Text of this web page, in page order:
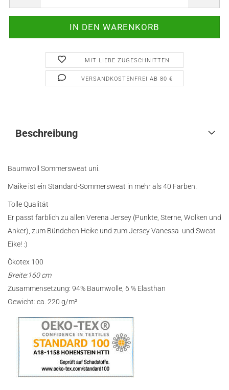
MIT LIEBE ZUGESCHNITTEN
VERSANDKOSTENFREI AB 80 €
Beschreibung
Baumwoll Sommersweat uni.
Maike ist ein Standard-Sommersweat in mehr als 40 Farben.
Tolle Qualität
Er passt farblich zu allen Verena Jersey (Punkte, Sterne, Wolken und
Anker), zum Bündchen Heike und zum Jersey Vanessa und Sweat
Eike! :)
Ökotex 100
Breite:160 cm
Zusammensetzung: 94% Baumwolle, 6 % Elasthan
Gewicht: ca. 220 g/m²